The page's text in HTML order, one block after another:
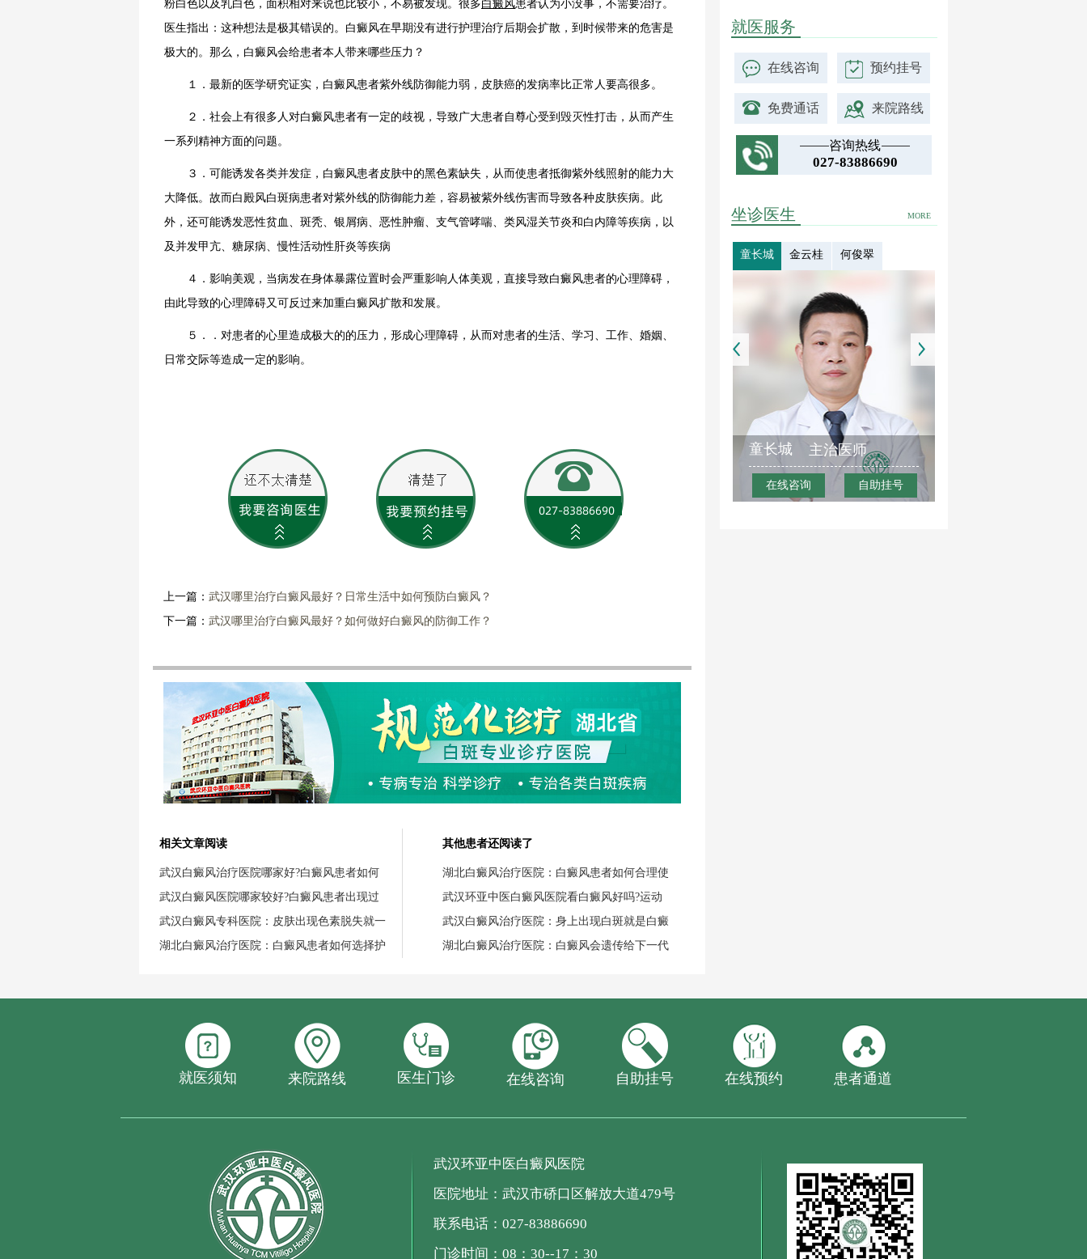
粉白色以及乳白色，面积相对来说也比较小，不易被发现。很多白癜风患者认为小没事，不需要治疗。
医生指出：这种想法是极其错误的。白癜风在早期没有进行护理治疗后期会扩散，到时候带来的危害是
极大的。那么，白癜风会给患者本人带来哪些压力？
１．最新的医学研究证实，白癜风患者紫外线防御能力弱，皮肤癌的发病率比正常人要高很多。
２．社会上有很多人对白癜风患者有一定的歧视，导致广大患者自尊心受到毁灭性打击，从而产生
一系列精神方面的问题。
３．可能诱发各类并发症，白癜风患者皮肤中的黑色素缺失，从而使患者抵御紫外线照射的能力大
大降低。故而白殿风白斑病患者对紫外线的防御能力差，容易被紫外线伤害而导致各种皮肤疾病。此
外，还可能诱发恶性贫血、斑秃、银屑病、恶性肿瘤、支气管哮喘、类风湿关节炎和白内障等疾病，以
及并发甲亢、糖尿病、慢性活动性肝炎等疾病
４．影响美观，当病发在身体暴露位置时会严重影响人体美观，直接导致白癜风患者的心理障碍，
由此导致的心理障碍又可反过来加重白癜风扩散和发展。
５．．对患者的心里造成极大的的压力，形成心理障碍，从而对患者的生活、学习、工作、婚姻、
日常交际等造成一定的影响。
上一篇： 武汉哪里治疗白癜风最好？日常生活中如何预防白癜风？
下一篇： 武汉哪里治疗白癜风最好？如何做好白癜风的防御工作？
相关文章阅读
武汉白癜风治疗医院哪家好?白癜风患者如何
武汉白癜风医院哪家较好?白癜风患者出现过
武汉白癜风专科医院：皮肤出现色素脱失就一
湖北白癜风治疗医院：白癜风患者如何选择护
其他患者还阅读了
湖北白癜风治疗医院：白癜风患者如何合理使
武汉环亚中医白癜风医院看白癜风好吗?运动
武汉白癜风治疗医院：身上出现白斑就是白癜
湖北白癜风治疗医院：白癜风会遗传给下一代
就医服务
在线咨询 预约挂号
免费通话 来院路线
咨询热线
027-83886690
MORE
坐诊医生
童长城 金云桂 何俊翠
童长城 主治医师
在线咨询 自助挂号
就医须知 来院路线 医生门诊 在线咨询 自助挂号 在线预约 患者通道
武汉环亚中医白癜风医院
医院地址：武汉市硚口区解放大道479号
联系电话：027-83886690
门诊时间：08：30--17：30